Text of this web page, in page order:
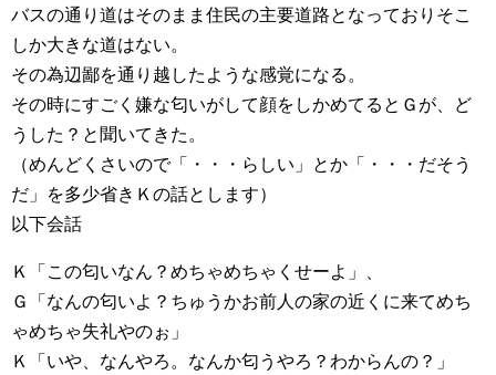
バスの通り道はそのまま住民の主要道路となっておりそこ
しか大きな道はない。
その為辺鄙を通り越したような感覚になる。
その時にすごく嫌な匂いがして顔をしかめてるとＧが、ど
うした？と聞いてきた。
（めんどくさいので「・・・らしい」とか「・・・だそう
だ」を多少省きＫの話とします）
以下会話
Ｋ「この匂いなん？めちゃめちゃくせーよ」、
Ｇ「なんの匂いよ？ちゅうかお前人の家の近くに来てめち
ゃめちゃ失礼やのぉ」
Ｋ「いや、なんやろ。なんか匂うやろ？わからんの？」